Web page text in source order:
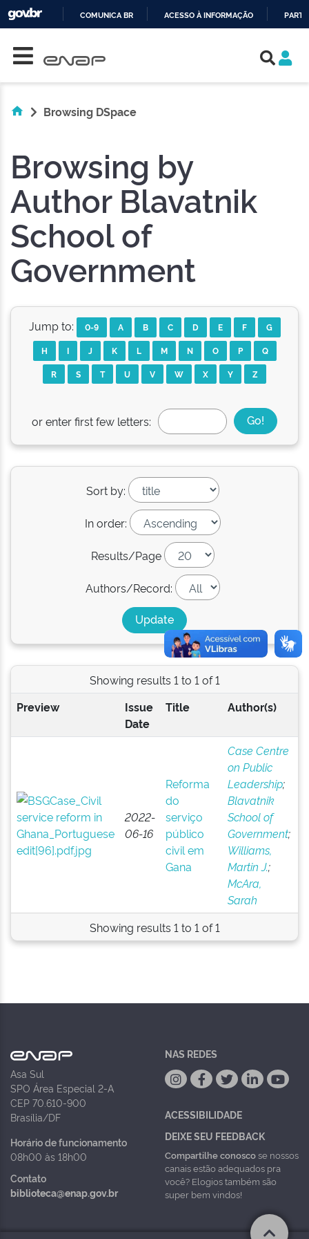
COMUNICA BR ACESSO À INFORMAÇÃO
Browsing DSpace
Browsing by
Author Blavatnik
School of
Government
Jump to: 0-9 A B C D E F
G
H
I J K L M N O P
Q
R
S T U V W X Y Z
or enter first few letters:
Sort by:
In order:
Results/Page
Authors/Record:
Showing results 1 to 1 of 1
Preview
Issue
Date
Title Author(s)
2022-
06-16
Reforma
do
serviço
público
civil em
Gana
Case Centre
on Public
Leadership;
Blavatnik
School of
Government;
Williams,
Martin J.;
McAra,
Sarah
Showing results 1 to 1 of 1
Asa Sul
SPO Área Especial 2-A
CEP 70.610-900
Brasília/DF
Horário de funcionamento
08h00 às 18h00
Contato
biblioteca@enap.gov.br
NAS REDES
ACESSIBILIDADE
DEIXE SEU FEEDBACK
Compartilhe conoscose nossos
canais estão adequados pra
você? Elogios também são
super bem vindos!